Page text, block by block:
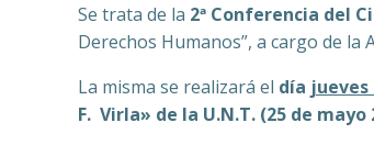
Se trata de la 2ª Conferencia del
Derechos Humanos”, a cargo de la
La misma se realizará el día jueves
F. Virla» de la U.N.T. (25 de mayo